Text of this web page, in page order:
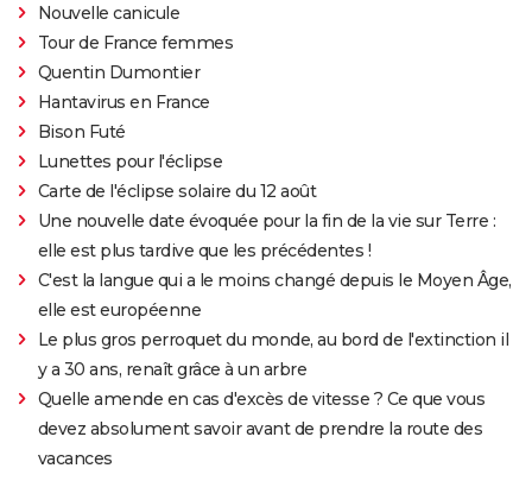
Nouvelle canicule
Tour de France femmes
Quentin Dumontier
Hantavirus en France
Bison Futé
Lunettes pour l'éclipse
Carte de l'éclipse solaire du 12 août
Une nouvelle date évoquée pour la fin de la vie sur Terre :
elle est plus tardive que les précédentes !
C'est la langue qui a le moins changé depuis le Moyen Âge,
elle est européenne
Le plus gros perroquet du monde, au bord de l'extinction il
y a 30 ans, renaît grâce à un arbre
Quelle amende en cas d'excès de vitesse ? Ce que vous
devez absolument savoir avant de prendre la route des
vacances